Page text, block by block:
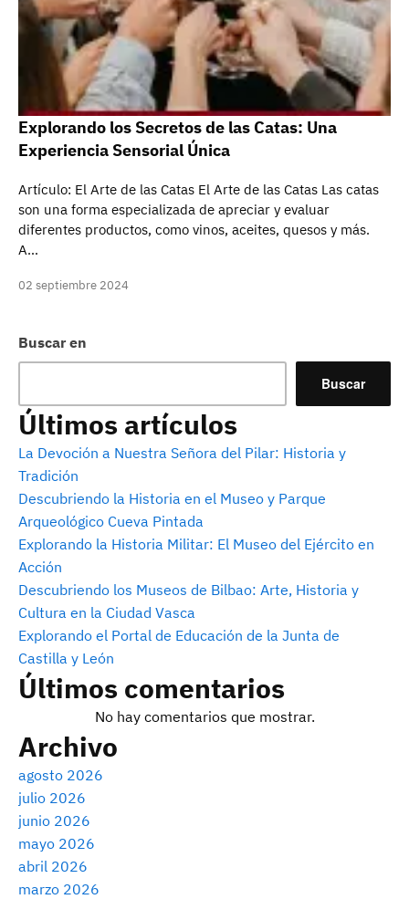
Buscar en
Buscar
Últimos artículos
La Devoción a Nuestra Señora del Pilar: Historia y
Tradición
Descubriendo la Historia en el Museo y Parque
Arqueológico Cueva Pintada
Explorando la Historia Militar: El Museo del Ejército en
Acción
Descubriendo los Museos de Bilbao: Arte, Historia y
Cultura en la Ciudad Vasca
Explorando el Portal de Educación de la Junta de
Castilla y León
Últimos comentarios
No hay comentarios que mostrar.
Archivo
agosto 2026
julio 2026
junio 2026
mayo 2026
abril 2026
marzo 2026
Explorando los Secretos de las Catas: Una
Experiencia Sensorial Única
Artículo: El Arte de las Catas El Arte de las Catas Las catas
son una forma especializada de apreciar y evaluar
diferentes productos, como vinos, aceites, quesos y más.
A…
02 septiembre 2024